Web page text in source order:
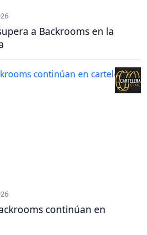
a Backrooms en la
continúan en